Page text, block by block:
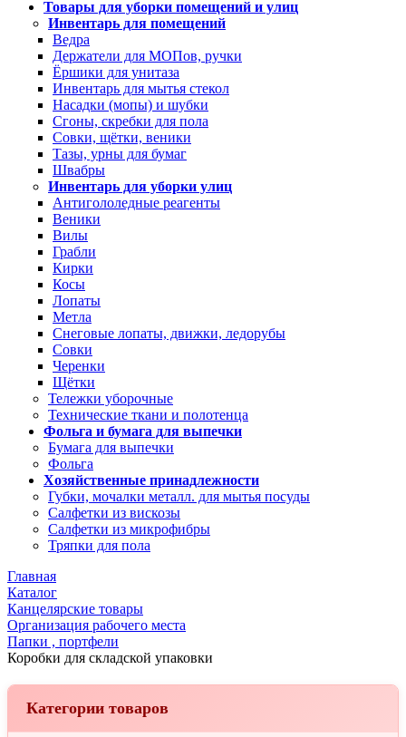
Товары для уборки помещений и улиц
Инвентарь для помещений
Ведра
Держатели для МОПов, ручки
Ёршики для унитаза
Инвентарь для мытья стекол
Насадки (мопы) и шубки
Сгоны, скребки для пола
Совки, щётки, веники
Тазы, урны для бумаг
Швабры
Инвентарь для уборки улиц
Антигололедные реагенты
Веники
Вилы
Грабли
Кирки
Косы
Лопаты
Метла
Снеговые лопаты, движки, ледорубы
Совки
Черенки
Щётки
Тележки уборочные
Технические ткани и полотенца
Фольга и бумага для выпечки
Бумага для выпечки
Фольга
Хозяйственные принадлежности
Губки, мочалки металл. для мытья посуды
Салфетки из вискозы
Салфетки из микрофибры
Тряпки для пола
Главная
Каталог
Канцелярские товары
Организация рабочего места
Папки , портфели
Коробки для складской упаковки
Категории товаров